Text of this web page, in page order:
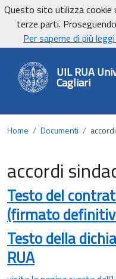
Vai ai contenuti
Vai al footer
UniCa - Università degli
UnicaNews
UIL RUA
Cagliari
Home / Documenti /
accordi
Testo del
(firmato
Testo della
RUA
Questo sito utilizza cookie
terze parti.
Per saperne di più